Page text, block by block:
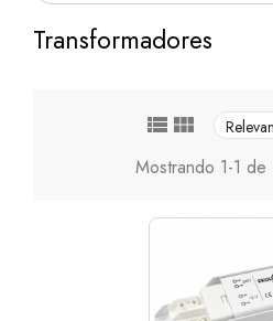
Transformadores
 
Mostrando 1-1 de